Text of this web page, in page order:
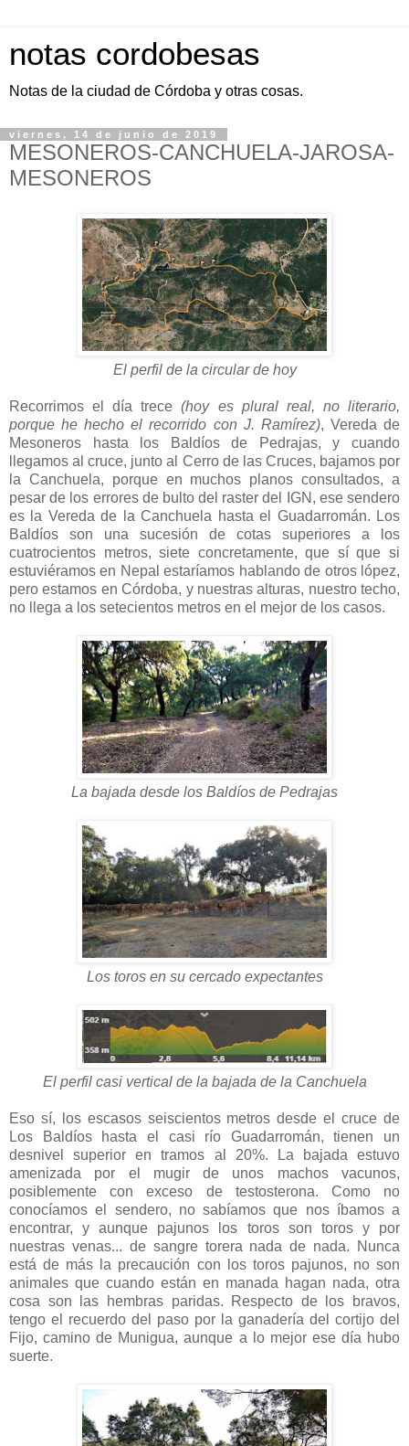
notas cordobesas
Notas de la ciudad de Córdoba y otras cosas.
viernes, 14 de junio de 2019
MESONEROS-CANCHUELA-JAROSA-
MESONEROS
El perfil de la circular de hoy
Recorrimos el día trece(hoy es plural real, no literario,
porque he hecho el recorrido con J. Ramírez), Vereda de
Mesoneros hasta los Baldíos de Pedrajas, y cuando
llegamos al cruce, junto al Cerro de las Cruces, bajamos por
la Canchuela, porque en muchos planos consultados, a
pesar de los errores de bulto del raster del IGN, ese sendero
es la Vereda de la Canchuela hasta el Guadarromán. Los
Baldíos son una sucesión de cotas superiores a los
cuatrocientos metros, siete concretamente, que sí que si
estuviéramos en Nepal estaríamos hablando de otros lópez,
pero estamos en Córdoba, y nuestras alturas, nuestro techo,
no llega a los setecientos metros en el mejor de los casos.
La bajada desde los Baldíos de Pedrajas
Los toros en su cercado expectantes
El perfil casi vertical de la bajada de la Canchuela
Eso sí, los escasos seiscientos metros desde el cruce de
Los Baldíos hasta el casi río Guadarromán, tienen un
desnivel superior en tramos al 20%. La bajada estuvo
amenizada por el mugir de unos machos vacunos,
posiblemente con exceso de testosterona. Como no
conocíamos el sendero, no sabíamos que nos íbamos a
encontrar, y aunque pajunos los toros son toros y por
nuestras venas... de sangre torera nada de nada. Nunca
está de más la precaución con los toros pajunos, no son
animales que cuando están en manada hagan nada, otra
cosa son las hembras paridas. Respecto de los bravos,
tengo el recuerdo del paso por la ganadería del cortijo del
Fijo, camino de Munigua, aunque a lo mejor ese día hubo
suerte.